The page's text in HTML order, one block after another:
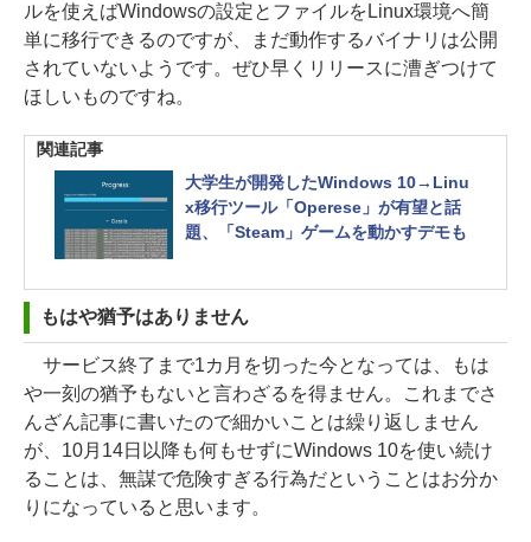
ルを使えばWindowsの設定とファイルをLinux環境へ簡
単に移行できるのですが、まだ動作するバイナリは公開
されていないようです。ぜひ早くリリースに漕ぎつけて
ほしいものですね。
関連記事
大学生が開発したWindows 10→Linu
x移行ツール「Operese」が有望と話
題、「Steam」ゲームを動かすデモも
もはや猶予はありません
サービス終了まで1カ月を切った今となっては、もは
や一刻の猶予もないと言わざるを得ません。これまでさ
んざん記事に書いたので細かいことは繰り返しません
が、10月14日以降も何もせずにWindows 10を使い続け
ることは、無謀で危険すぎる行為だということはお分か
りになっていると思います。